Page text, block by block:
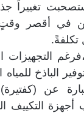
تغييراً
في أقصر وقتٍ،
تكلفةً.
التجهيزات
الباذخ
عن
أجهزة التكييف